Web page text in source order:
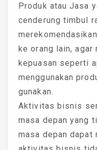
Produk atau Jasa
cenderung timbul
ke orang lain, agar
kepuasan seperti
menggunakan
gunakan.
Aktivitas bisnis
masa depan yang
masa depan dapat